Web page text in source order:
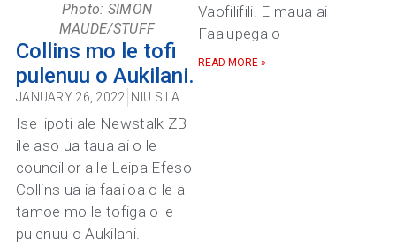
Photo: SIMON
MAUDE/STUFF
Collins mo le tofi
pulenuu o Aukilani.
JANUARY 26, 2022 NIU SILA
Ise lipoti ale Newstalk ZB
ile aso ua taua ai o le
councillor a le Leipa Efeso
Collins ua ia faailoa o le a
tamoe mo le tofiga o le
pulenuu o Aukilani.
Vaofilifili. E maua ai
Faalupega o
READ MORE »